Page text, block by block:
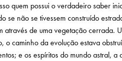
quem possui o verdadeiro saber
se não se tivessem construído
através de uma vegetação cerrada.
o caminho da evolução estava
e os espíritos do mundo astral,